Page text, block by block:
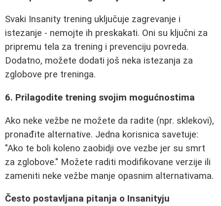
Svaki Insanity trening uključuje zagrevanje i
istezanje - nemojte ih preskakati. Oni su ključni za
pripremu tela za trening i prevenciju povreda.
Dodatno, možete dodati još neka istezanja za
zglobove pre treninga.
6. Prilagodite trening svojim mogućnostima
Ako neke vežbe ne možete da radite (npr. sklekovi),
pronađite alternative. Jedna korisnica savetuje:
"Ako te boli koleno zaobidji ove vezbe jer su smrt
za zglobove." Možete raditi modifikovane verzije ili
zameniti neke vežbe manje opasnim alternativama.
Često postavljana pitanja o Insanityju